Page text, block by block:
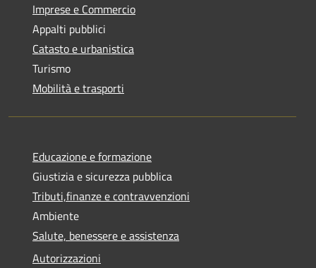
Imprese e Commercio
Appalti pubblici
Catasto e urbanistica
Turismo
Mobilità e trasporti
Educazione e formazione
Giustizia e sicurezza pubblica
Tributi,finanze e contravvenzioni
Ambiente
Salute, benessere e assistenza
Autorizzazioni